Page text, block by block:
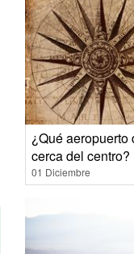
¿Qué
cerca del centro?
01 Diciembre